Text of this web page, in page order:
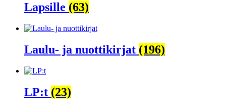
Lapsille (63)
Laulu- ja nuottikirjat (196)
LP:t (23)